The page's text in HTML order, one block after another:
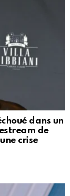
dans un
de
crise